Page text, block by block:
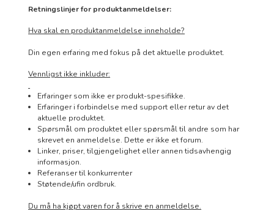
Retningslinjer for produktanmeldelser:
Hva skal en produktanmeldelse inneholde?
Din egen erfaring med fokus på det aktuelle produktet.
Vennligst ikke inkluder:
Erfaringer som ikke er produkt-spesifikke.
Erfaringer i forbindelse med support eller retur av det
aktuelle produktet.
Spørsmål om produktet eller spørsmål til andre som har
skrevet en anmeldelse. Dette er ikke et forum.
Linker, priser, tilgjengelighet eller annen tidsavhengig
informasjon.
Referanser til konkurrenter
Støtende/ufin ordbruk.
Du må ha kjøpt varen for å skrive en anmeldelse.